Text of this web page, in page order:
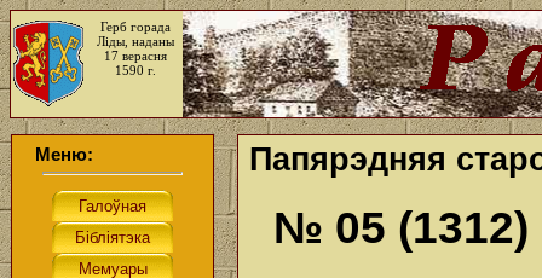
Герб горада
Ліды, наданы
17 верасня
1590 г.
Меню: Папярэдняя
№ 05 (1312)